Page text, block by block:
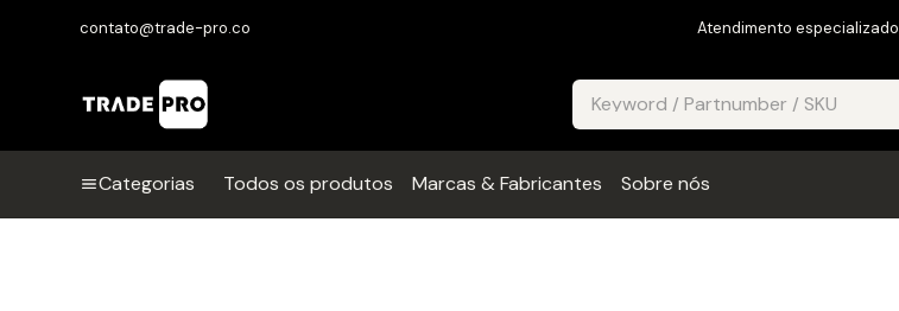
contato@trade-pro.co Atendimento especializado
Categorias Todos os produtos Marcas & Fabricantes Sobre nós